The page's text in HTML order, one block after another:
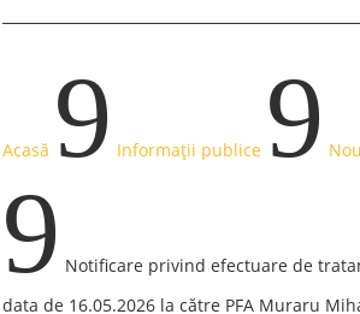
Acasă 9 Informații publice 9
9 Notificare privind efectuare de
data de 16.05.2026 la către PFA Muraru